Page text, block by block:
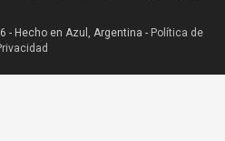
- Hecho en Azul, Argentina - Política de